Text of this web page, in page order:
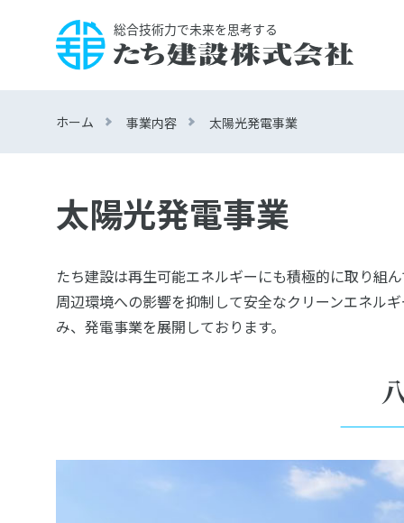
ホーム 事業内容 太陽光発電事業
太陽光発電事業
たち建設は再生可能エネルギーにも積極的に取り組
周辺環境への影響を抑制して安全なクリーンエネル
み、発電事業を展開しております。